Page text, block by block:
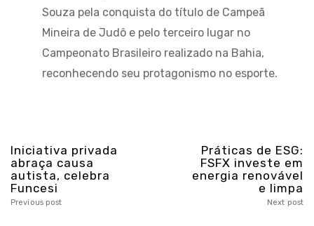
Souza pela conquista do título de Campeã
Mineira de Judô e pelo terceiro lugar no
Campeonato Brasileiro realizado na Bahia,
reconhecendo seu protagonismo no esporte.
Iniciativa privada
abraça causa
autista, celebra
Funcesi
Previous post
Práticas de ESG:
FSFX investe em
energia renovável
e limpa
Next post